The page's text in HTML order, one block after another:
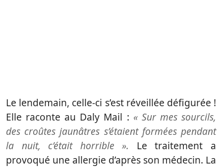
Le lendemain, celle-ci s’est réveillée défigurée !
Elle raconte au Daly Mail : « Sur mes sourcils,
des croûtes jaunâtres s’étaient formées pendant
la nuit, c’était horrible ». Le traitement a
provoqué une allergie d’après son médecin. La